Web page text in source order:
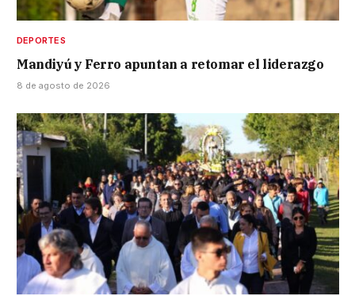
DEPORTES
Mandiyú y Ferro apuntan a retomar el liderazgo
8 de agosto de 2026